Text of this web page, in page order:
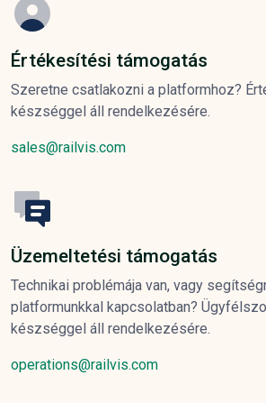
Értékesítési támogatás
Szeretne csatlakozni a platformhoz?
készséggel áll rendelkezésére.
sales@railvis.com
Üzemeltetési támogatás
Technikai problémája van, vagy
platformunkkal kapcsolatban?
készséggel áll rendelkezésére.
operations@railvis.com